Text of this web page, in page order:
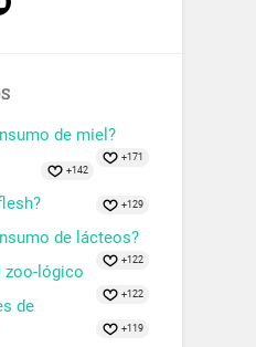
de miel?
+171
+142
+129
de lácteos?
+122
zoo-lógico
+122
de
+119